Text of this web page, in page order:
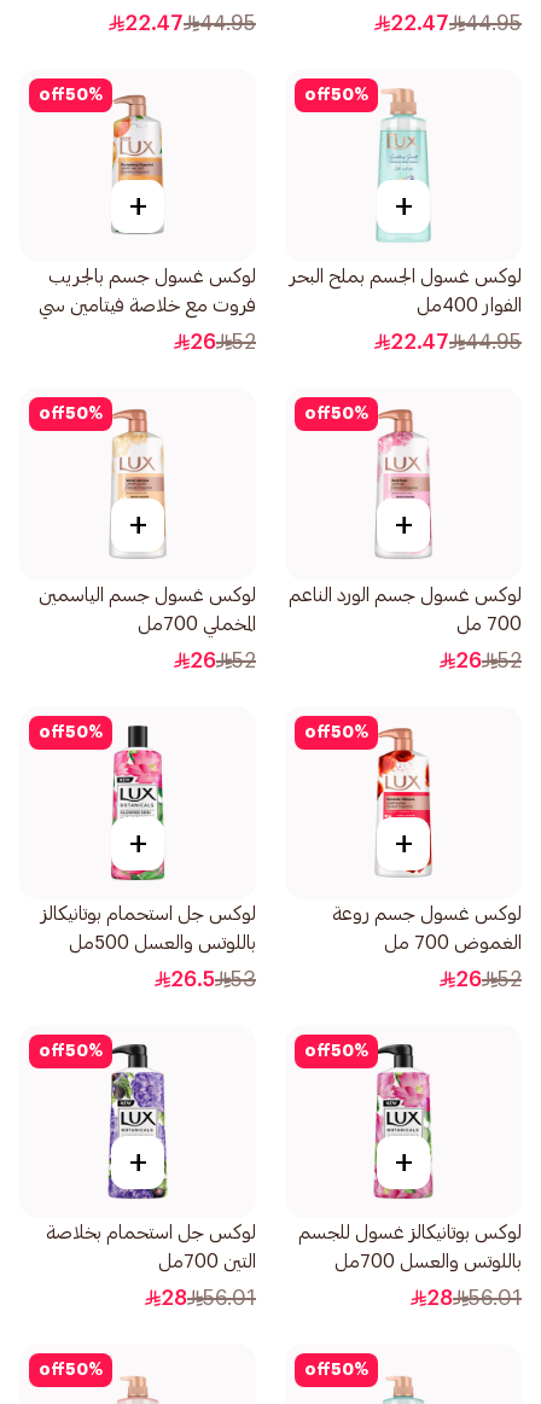
44.95
22.47
44.95
22.47
50%
off
+
لوكس غسول الجسم بملح البحر
الفوار 400مل
44.95
22.47
50%
off
+
لوكس غسول جسم بالجريب
فروت مع خلاصة فيتامين سي
نضارة مضاعفة 700مل
52
26
50%
off
+
لوكس غسول جسم الورد الناعم
700 مل
52
26
50%
off
+
لوكس غسول جسم الياسمين
المخملي 700مل
52
26
50%
off
+
لوكس غسول جسم روعة
الغموض 700 مل
52
26
50%
off
+
لوكس جل استحمام بوتانيكالز
باللوتس والعسل 500مل
53
26.5
50%
off
+
لوكس بوتانيكالز غسول للجسم
باللوتس والعسل 700مل
56.01
28
50%
off
+
لوكس جل استحمام بخلاصة
التين 700مل
56.01
28
50%
off
50%
off